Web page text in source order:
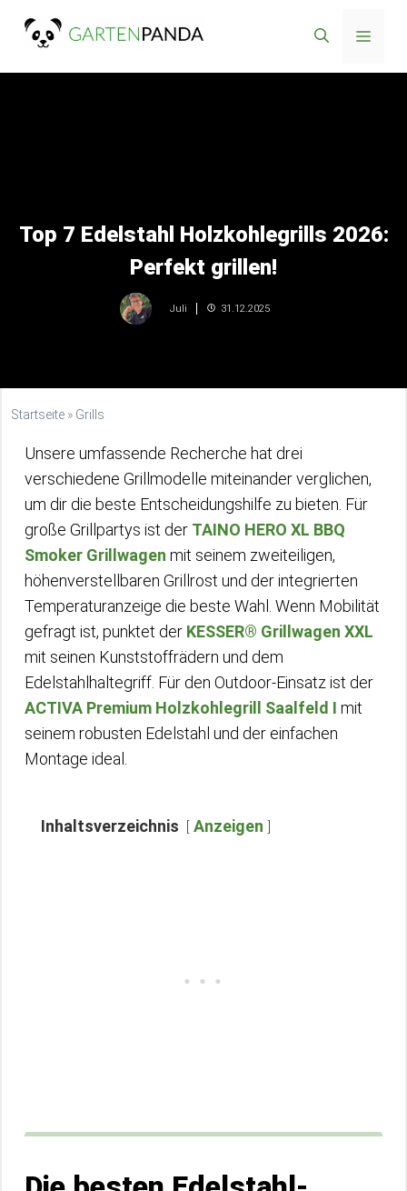
Inhalt
Menü
Top 7 Edelstahl Holzkohlegrills 2026:
Perfekt grillen!
Juli 31.12.2025
Startseite » Grills
Unsere umfassende Recherche hat drei
verschiedene Grillmodelle miteinander verglichen,
um dir die beste Entscheidungshilfe zu bieten. Für
große Grillpartys ist der TAINO HERO XL BBQ
Smoker Grillwagen mit seinem zweiteiligen,
höhenverstellbaren Grillrost und der integrierten
Temperaturanzeige die beste Wahl. Wenn Mobilität
gefragt ist, punktet der KESSER® Grillwagen XXL
mit seinen Kunststoffrädern und dem
Edelstahlhaltegriff. Für den Outdoor-Einsatz ist der
ACTIVA Premium Holzkohlegrill Saalfeld I mit
seinem robusten Edelstahl und der einfachen
Montage ideal.
Inhaltsverzeichnis Anzeigen